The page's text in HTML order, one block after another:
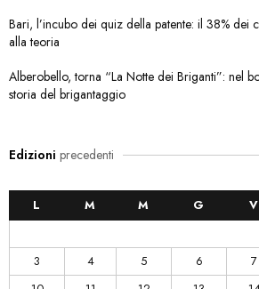
Bari, l’incubo dei quiz della patente: il 38% dei
alla teoria
Alberobello, torna “La Notte dei Briganti”: nel
storia del brigantaggio
Edizioni precedenti
L M M G V
3
4 5 6 7